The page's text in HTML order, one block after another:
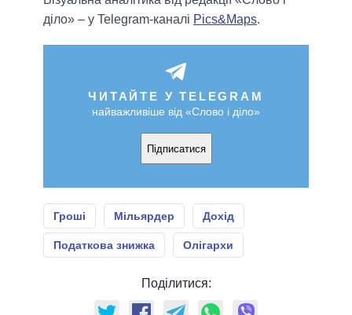
діло» – у Telegram-каналі Pics&Maps.
ЧИТАЙТЕ У TELEGRAM
найважливіше від «Слово і діло»
Підписатися
Гроші Мільярдер Дохід
Податкова знижка Олігархи
Поділитися: